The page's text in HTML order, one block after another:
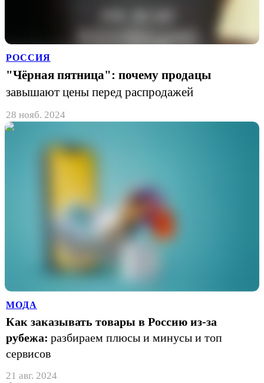
РОССИЯ
"Чёрная пятница": почему продацы
завышают цены перед распродажей
28 нояб. 2024
МОДА
Как заказывать товары в Россию из-за
рубежа: разбираем плюсы и минусы и топ
сервисов
21 авг. 2024